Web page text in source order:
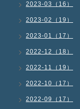
2023-03（16）
2023-02（19）
2023-01（17）
2022-12（18）
2022-11（19）
2022-10（17）
2022-09（17）